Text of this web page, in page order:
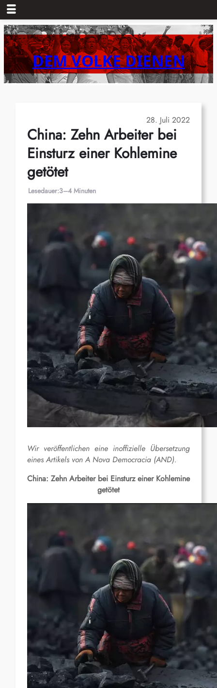
Zum
Inhalt
springenDEM VOLKE DIENEN
28. Juli 2022
China: Zehn Arbeiter bei
Einsturz einer Kohlemine
getötet
Lesedauer:3–4 Minuten
Wir veröffentlichen eine inoffizielle Übersetzung
eines Artikels von A Nova Democracia (AND).
China: Zehn Arbeiter bei Einsturz einer Kohlemine
getötet